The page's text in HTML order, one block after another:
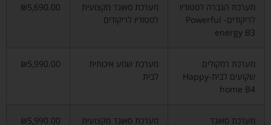
מערכת הגברה לסטודיו
לריקודים- Powerful
energy B3
מערכת סאונד מקצועית
לסטודיו לריקודים
₪5,690.00
מערכת רמקולים
שקועים לבית-Happy
home B4
מערכת שמע איכותית
לבית
₪5,990.00
מערכת סאונד
מערכת סאונד מקצועית
₪5,990.00